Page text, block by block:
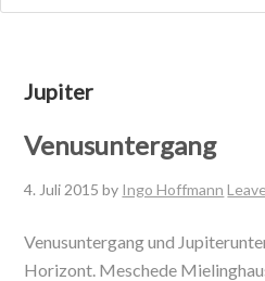
Jupiter
Venusuntergang
4. Juli 2015 by Ingo Hoffmann
Venusuntergang und
Horizont. Meschede